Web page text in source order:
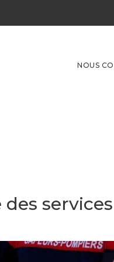
NOUS